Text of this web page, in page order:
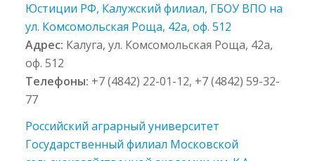
Юстиции РФ, Калужский филиал, ГБОУ ВПО на
ул. Комсомольская Роща, 42а, оф. 512
Адрес: Калуга, ул. Комсомольская Роща, 42а,
оф. 512
Телефоны: +7 (4842) 22-01-12, +7 (4842) 59-32-
77
Российский аграрный университет
Государственный филиал Московской